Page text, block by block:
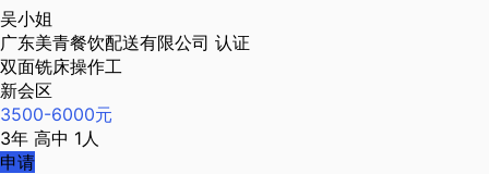
吴小姐
广东美青餐饮配送有限公司 认证
双面铣床操作工
新会区
3500-6000元
3年 高中 1人
申请